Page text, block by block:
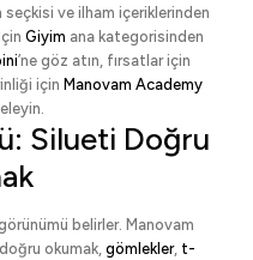
ve ilham içeriklerinden
Giyim ana kategorisinden
’ne göz atın, fırsatlar için
için Manovam Academy
Silueti Doğru
belirler. Manovam
okumak,gömlekler, t-